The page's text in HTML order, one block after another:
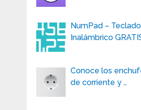
NumPad –
Inalámbrico
Conoce los
de corriente y …